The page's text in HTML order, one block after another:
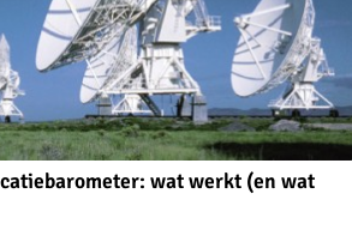
wat werkt (en wat